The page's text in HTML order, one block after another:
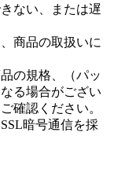
ない、または遅
商品の取扱いに
の規格、（パッ
る場合がござい
確認ください。
暗号通信を採